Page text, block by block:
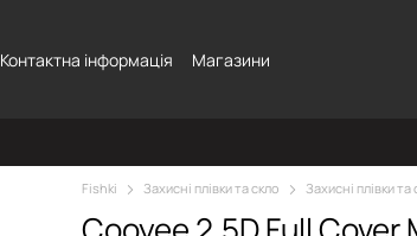
Контактна інформація Магазини
Fishki Захисні плівки та скло Захисні плівки